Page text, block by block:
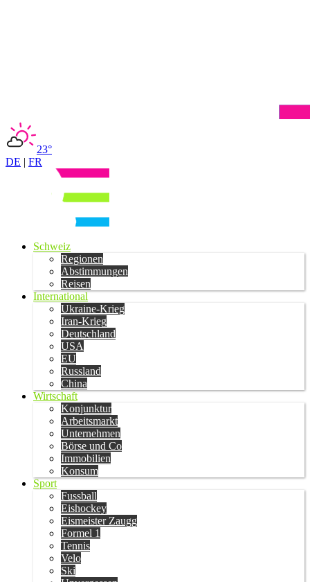
23°
DE | FR
Schweiz
Regionen
Abstimmungen
Reisen
International
Ukraine-Krieg
Iran-Krieg
Deutschland
USA
EU
Russland
China
Wirtschaft
Konjunktur
Arbeitsmarkt
Unternehmen
Börse und Co
Immobilien
Konsum
Sport
Fussball
Eishockey
Eismeister Zaugg
Formel 1
Tennis
Velo
Ski